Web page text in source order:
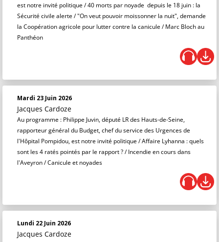
est notre invité politique / 40 morts par noyade depuis le 18 juin : la
Sécurité civile alerte / "On veut pouvoir moissonner la nuit", demande
la Coopération agricole pour lutter contre la canicule / Marc Bloch au
Panthéon
Mardi 23 Juin 2026
Jacques Cardoze
Au programme : Philippe Juvin, député LR des Hauts-de-Seine,
rapporteur général du Budget, chef du service des Urgences de
l'Hôpital Pompidou, est notre invité politique / Affaire Lyhanna : quels
sont les 4 ratés pointés par le rapport ? / Incendie en cours dans
l'Aveyron / Canicule et noyades
Lundi 22 Juin 2026
Jacques Cardoze